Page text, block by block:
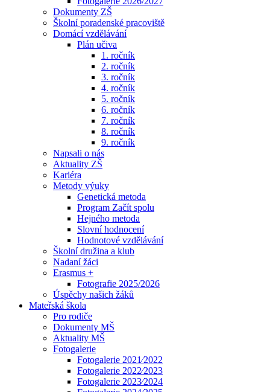
Dokumenty ZŠ
Školní poradenské pracoviště
Domácí vzdělávání
Plán učiva
1. ročník
2. ročník
3. ročník
4. ročník
5. ročník
6. ročník
7. ročník
8. ročník
9. ročník
Napsali o nás
Aktuality ZŠ
Kariéra
Metody výuky
Genetická metoda
Program Začít spolu
Hejného metoda
Slovní hodnocení
Hodnotové vzdělávání
Školní družina a klub
Nadaní žáci
Erasmus +
Fotografie 2025/2026
Úspěchy našich žáků
Mateřská škola
Pro rodiče
Dokumenty MŠ
Aktuality MŠ
Fotogalerie
Fotogalerie 2021⁄2022
Fotogalerie 2022⁄2023
Fotogalerie 2023⁄2024